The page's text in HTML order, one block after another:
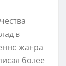
в
жанра
более